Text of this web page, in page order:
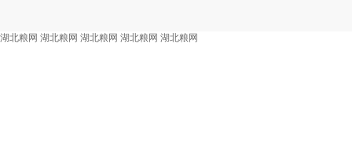
湖北粮网 湖北粮网 湖北粮网 湖北粮网 湖北粮网